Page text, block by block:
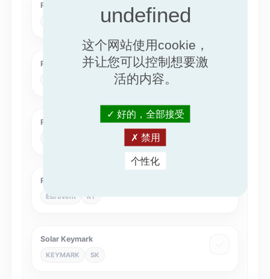
Refrigerated display cabinets
Residential Air Handling Units
Residential air filters
Rooftop
Eurovent RT
Solar Keymark
KEYMARK SK
这个网站使用cookie，
并让您可以控制想要激
活的内容。
好的，全部接受
禁用
个性化